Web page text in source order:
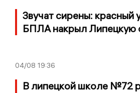
Звучат сирены: красный
БПЛА накрыл Липецкую
04/08 19:36
В липецкой школе №72